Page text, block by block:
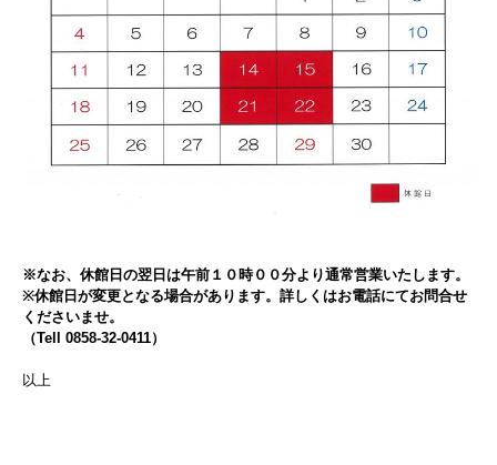
※なお、休館日の翌日は午前１０時００分より通常営業いたします。
※休館日が変更となる場合があります。詳しくはお電話にてお問合せ
くださいませ。
（Tell 0858-32-0411）
以上